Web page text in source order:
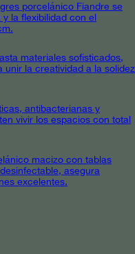
porcelánico Fiandre se
la flexibilidad con el
materiales sofisticados,
unir la creatividad a la solidez
antibacterianas y
vivir los espacios con total
macizo con tablas
asegura
excelentes.